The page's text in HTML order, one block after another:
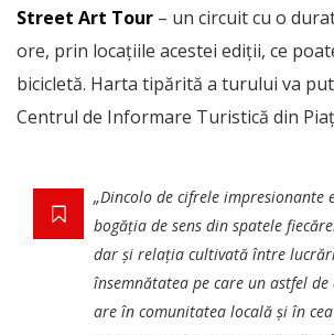
Street Art Tour – un circuit cu o
ore, prin locațiile acestei ediții, ce
bicicletă. Harta tipărită a turului va
Centrul de Informare Turistică din
„Dincolo de cifrele impresionante
bogăția de sens din spatele
dar și relația cultivată între
însemnătatea pe care un astfel
are în comunitatea locală și în